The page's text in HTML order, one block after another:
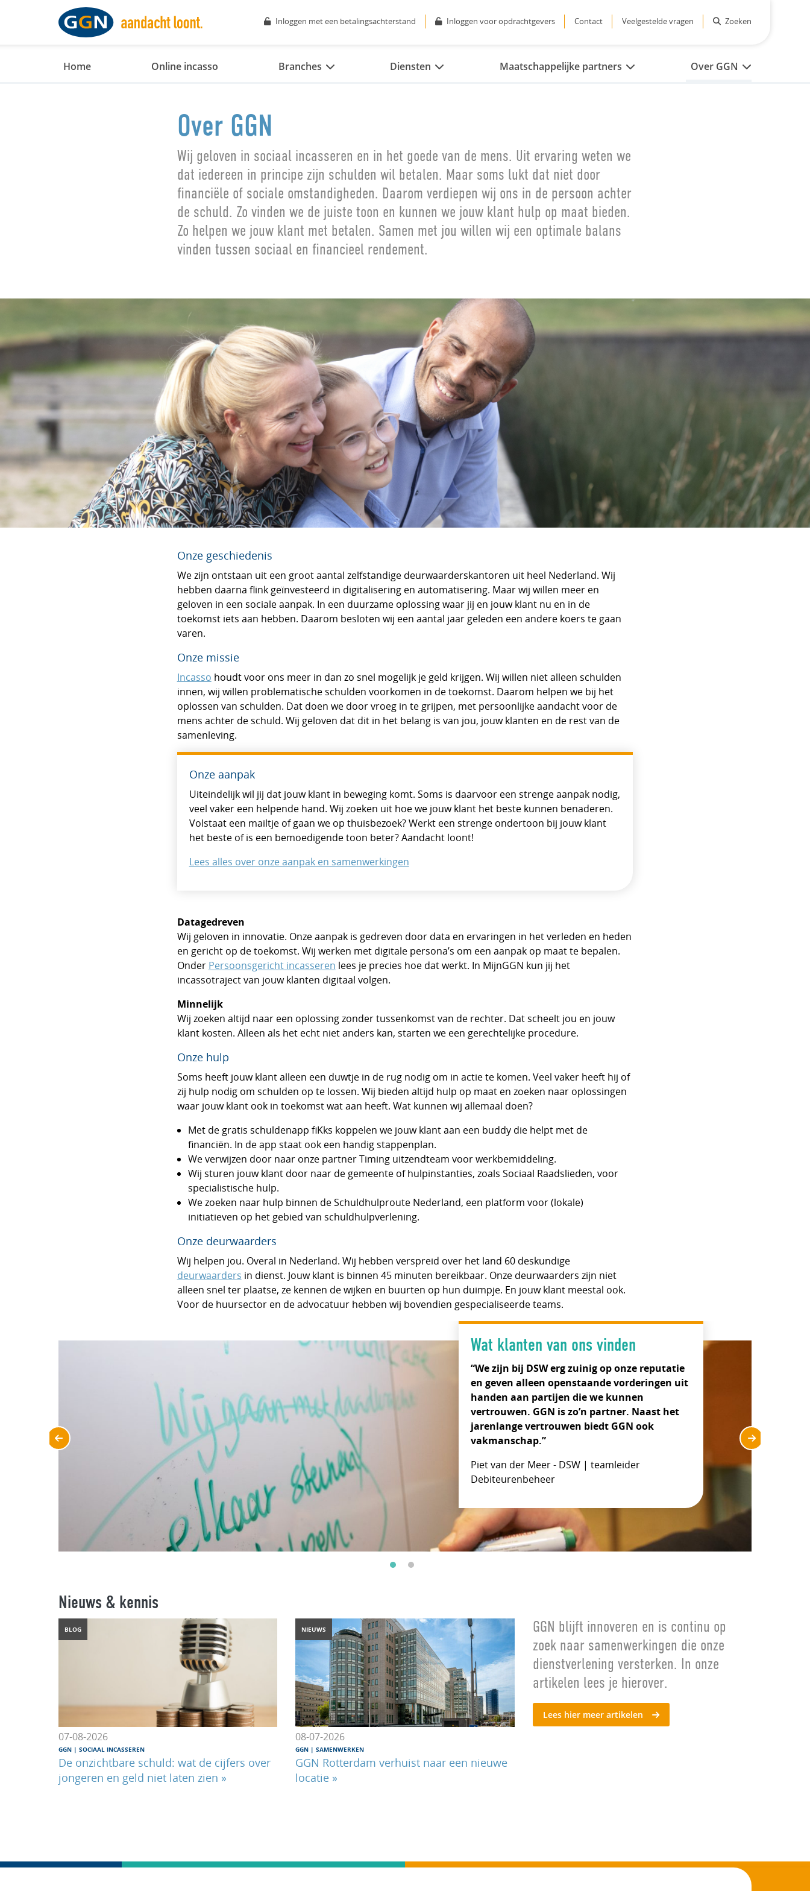
Inloggen met een betalingsachterstand Inloggen voor opdrachtgevers Contact Veelgestelde vragen Zoeken
Home Online incasso Branches Diensten Maatschappelijke partners Over GGN
Over GGN
Wij geloven in sociaal incasseren en in het goede van de mens. Uit ervaring weten we
dat iedereen in principe zijn schulden wil betalen. Maar soms lukt dat niet door
financiële of sociale omstandigheden. Daarom verdiepen wij ons in de persoon achter
de schuld. Zo vinden we de juiste toon en kunnen we jouw klant hulp op maat bieden.
Zo helpen we jouw klant met betalen. Samen met jou willen wij een optimale balans
vinden tussen sociaal en financieel rendement.
Onze geschiedenis
We zijn ontstaan uit een groot aantal zelfstandige deurwaarderskantoren uit heel Nederland. Wij
hebben daarna flink geïnvesteerd in digitalisering en automatisering. Maar wij willen meer en
geloven in een sociale aanpak. In een duurzame oplossing waar jij en jouw klant nu en in de
toekomst iets aan hebben. Daarom besloten wij een aantal jaar geleden een andere koers te gaan
varen.
Onze missie
Incasso houdt voor ons meer in dan zo snel mogelijk je geld krijgen. Wij willen niet alleen schulden
innen, wij willen problematische schulden voorkomen in de toekomst. Daarom helpen we bij het
oplossen van schulden. Dat doen we door vroeg in te grijpen, met persoonlijke aandacht voor de
mens achter de schuld. Wij geloven dat dit in het belang is van jou, jouw klanten en de rest van de
samenleving.
Onze aanpak
Uiteindelijk wil jij dat jouw klant in beweging komt. Soms is daarvoor een strenge aanpak nodig,
veel vaker een helpende hand. Wij zoeken uit hoe we jouw klant het beste kunnen benaderen.
Volstaat een mailtje of gaan we op thuisbezoek? Werkt een strenge ondertoon bij jouw klant
het beste of is een bemoedigende toon beter? Aandacht loont!
Lees alles over onze aanpak en samenwerkingen
Datagedreven
Wij geloven in innovatie. Onze aanpak is gedreven door data en ervaringen in het verleden en heden
en gericht op de toekomst. Wij werken met digitale persona’s om een aanpak op maat te bepalen.
Onder Persoonsgericht incasseren lees je precies hoe dat werkt. In MijnGGN kun jij het
incassotraject van jouw klanten digitaal volgen.
Minnelijk
Wij zoeken altijd naar een oplossing zonder tussenkomst van de rechter. Dat scheelt jou en jouw
klant kosten. Alleen als het echt niet anders kan, starten we een gerechtelijke procedure.
Onze hulp
Soms heeft jouw klant alleen een duwtje in de rug nodig om in actie te komen. Veel vaker heeft hij of
zij hulp nodig om schulden op te lossen. Wij bieden altijd hulp op maat en zoeken naar oplossingen
waar jouw klant ook in toekomst wat aan heeft. Wat kunnen wij allemaal doen?
Met de gratis schuldenapp fiKks koppelen we jouw klant aan een buddy die helpt met de
financiën. In de app staat ook een handig stappenplan.
We verwijzen door naar onze partner Timing uitzendteam voor werkbemiddeling.
Wij sturen jouw klant door naar de gemeente of hulpinstanties, zoals Sociaal Raadslieden, voor
specialistische hulp.
We zoeken naar hulp binnen de Schuldhulproute Nederland, een platform voor (lokale)
initiatieven op het gebied van schuldhulpverlening.
Onze deurwaarders
Wij helpen jou. Overal in Nederland. Wij hebben verspreid over het land 60 deskundige
deurwaarders in dienst. Jouw klant is binnen 45 minuten bereikbaar. Onze deurwaarders zijn niet
alleen snel ter plaatse, ze kennen de wijken en buurten op hun duimpje. En jouw klant meestal ook.
Voor de huursector en de advocatuur hebben wij bovendien gespecialiseerde teams.
Wat klanten van ons vinden
“We zijn bij DSW erg zuinig op onze reputatie
en geven alleen openstaande vorderingen uit
handen aan partijen die we kunnen
vertrouwen. GGN is zo’n partner. Naast het
jarenlange vertrouwen biedt GGN ook
vakmanschap.”
Piet van der Meer - DSW | teamleider
Debiteurenbeheer
Wat klanten van ons vinden
"Ik vind klantbeleving belangrijk en daarom
hebben we voor GGN gekozen als onze
incassopartner. Zij incasseren met oog voor
de situatie van de debiteur. Via het online
klantenplatform kunnen we eenvoudig
incasso’s uit handen geven en deze 24/7
onze incassopartner."
Nieuws & kennis
BLOG
07-08-2026
GGN | SOCIAAL INCASSEREN
De onzichtbare schuld: wat de cijfers over
jongeren en geld niet laten zien »
NIEUWS
08-07-2026
GGN |SAMENWERKEN
GGN Rotterdam verhuist naar een nieuwe
locatie »
GGN blijft innoveren en is continu op
zoek naar samenwerkingen die onze
dienstverlening versterken. In onze
artikelen lees je hierover.
Lees hier meer artikelen